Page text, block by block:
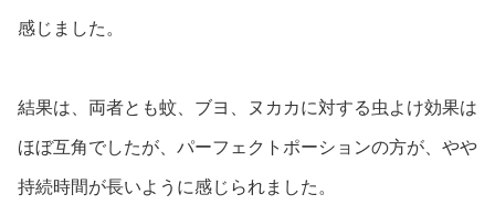
感じました。
結果は、両者とも蚊、ブヨ、ヌカカに対する虫よけ効果は
ほぼ互角でしたが、パーフェクトポーションの方が、やや
持続時間が長いように感じられました。